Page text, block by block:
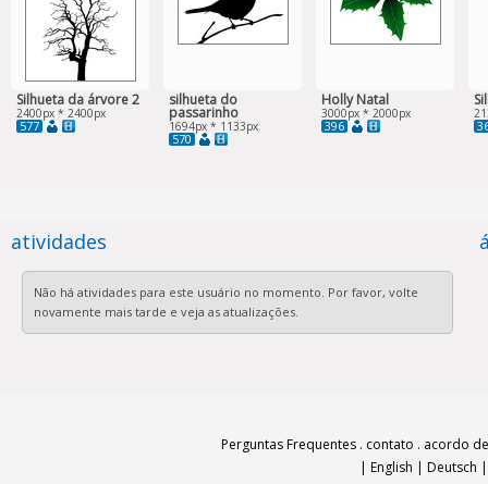
Silhueta da árvore 2
2400px * 2400px
577
silhueta do
passarinho
1694px * 1133px
570
Holly Natal
3000px * 2000px
396
atividades
Não há atividades para este usuário no momento. Por favor, volte
novamente mais tarde e veja as atualizações.
Perguntas Frequentes . contato . acordo
| English | Deutsch